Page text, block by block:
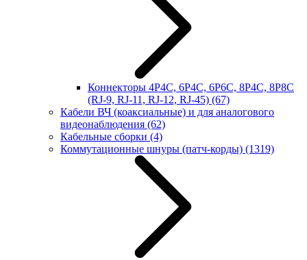
Коннекторы 4P4C, 6P4C, 6P6C, 8P4C, 8P8C
(RJ-9, RJ-11, RJ-12, RJ-45) (67)
Кабели ВЧ (коаксиальные) и для аналогового
видеонаблюдения (62)
Кабельные сборки (4)
Коммутационные шнуры (патч-корды) (1319)